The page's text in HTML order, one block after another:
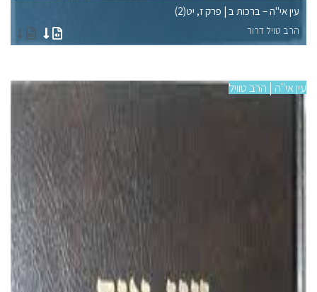
עין אי"ה – ברכות ב | פרק ז, יט(2)
הרב טויל דרור
עין אי"ה | הרב טוויל